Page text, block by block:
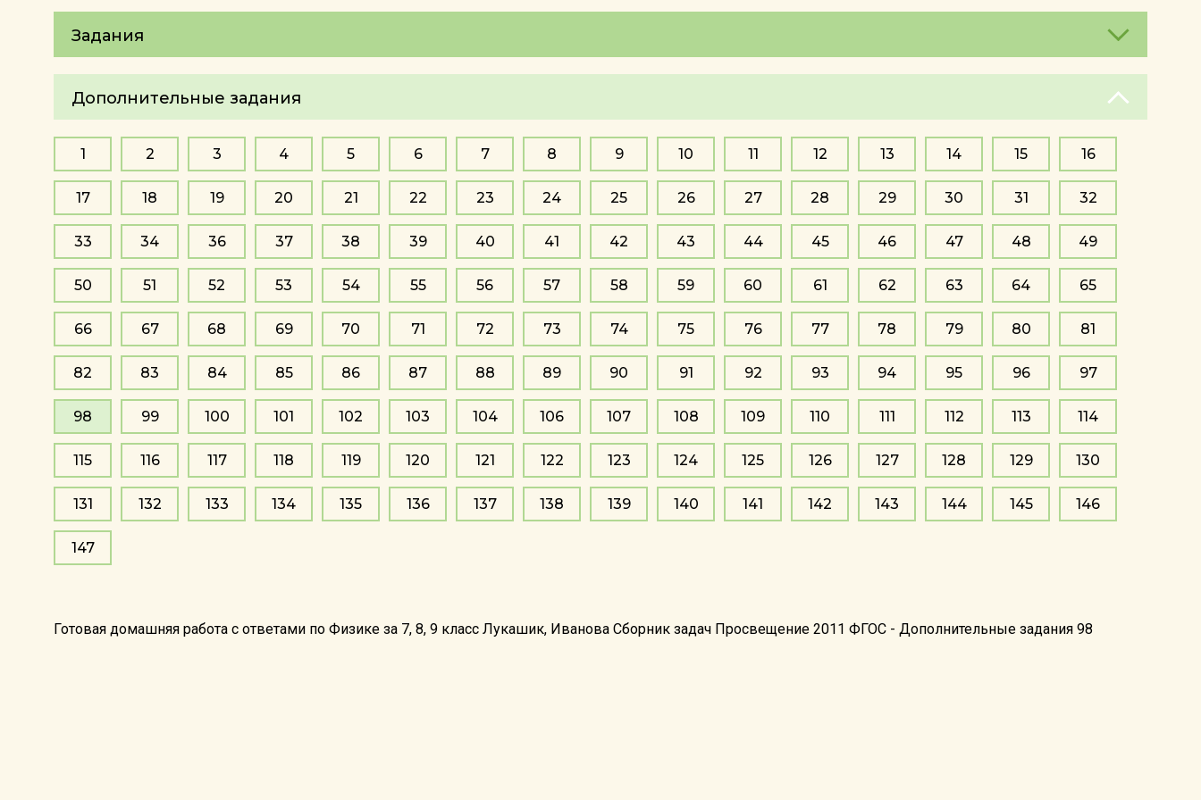
Задания
Дополнительные задания
1 2 3 4 5 6 7 8 9 10 11 12 13 14 15 16
17 18 19 20 21 22 23 24 25 26 27 28 29 30 31 32
33 34 36 37 38 39 40 41 42 43 44 45 46 47 48 49
50 51 52 53 54 55 56 57 58 59 60 61 62 63 64 65
66 67 68 69 70 71 72 73 74 75 76 77 78 79 80 81
82 83 84 85 86 87 88 89 90 91 92 93 94 95 96 97
98 99 100 101 102 103 104 106 107 108 109 110 111 112 113 114
115 116 117 118 119 120 121 122 123 124 125 126 127 128 129 130
131 132 133 134 135 136 137 138 139 140 141 142 143 144 145 146
147
Готовая домашняя работа с ответами по Физике за 7, 8, 9 класс Лукашик, Иванова Сборник задач Просвещение 2011 ФГОС - Дополнительные задания 98